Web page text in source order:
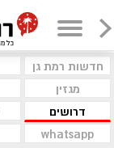
חדשות רמת גן
מגזין
דרושים
whatsapp